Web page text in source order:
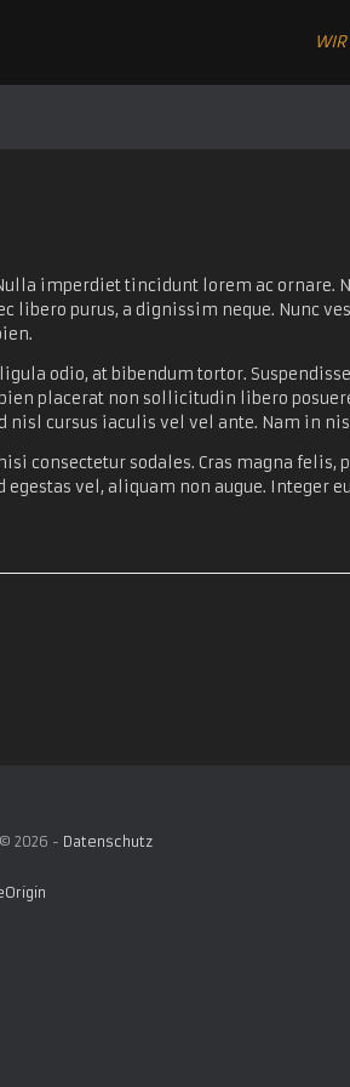
imperdiet tincidunt lorem ac ornare.
libero purus, a dignissim neque. Nunc
odio, at bibendum tortor.
placerat non sollicitudin libero
nisl cursus iaculis vel vel ante. Nam in
consectetur sodales. Cras magna felis,
vel, aliquam non augue. Integer
2026 - Datenschutz